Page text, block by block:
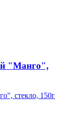
"Манго",